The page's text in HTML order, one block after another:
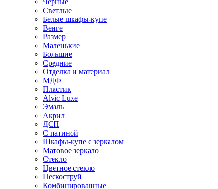
Черные
Светлые
Белые шкафы-купе
Венге
Размер
Маленькие
Большие
Средние
Отделка и материал
МДФ
Пластик
Alvic Luxe
Эмаль
Акрил
ДСП
С патиной
Шкафы-купе с зеркалом
Матовое зеркало
Стекло
Цветное стекло
Пескоструй
Комбинированные